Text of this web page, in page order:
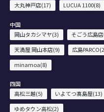
大丸神戸店(17)
LUCUA 1100(8)
中国
岡山タカシマヤ(3)
そごう広島
天満屋 岡山本店(9)
広島
minamoa(8)
四国
高松三越(5)
いよてつ髙島屋(13)
ゆめタウン高松(2)